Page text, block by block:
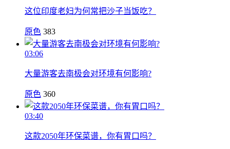
这位印度老妇为何常把沙子当饭吃？
原色 383
03:06
大量游客去南极会对环境有何影响?
原色 360
03:40
这款2050年环保菜谱，你有胃口吗？